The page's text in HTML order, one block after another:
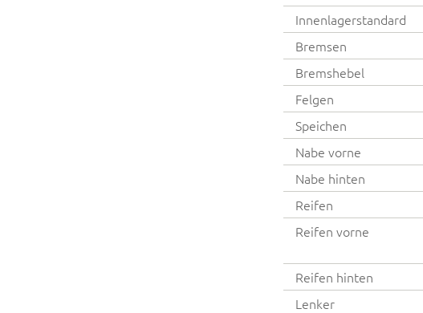
Innenlagerstandard
Bremsen
Bremshebel
Felgen
Speichen
Nabe vorne
Nabe hinten
Reifen
Reifen vorne
Reifen hinten
Lenker